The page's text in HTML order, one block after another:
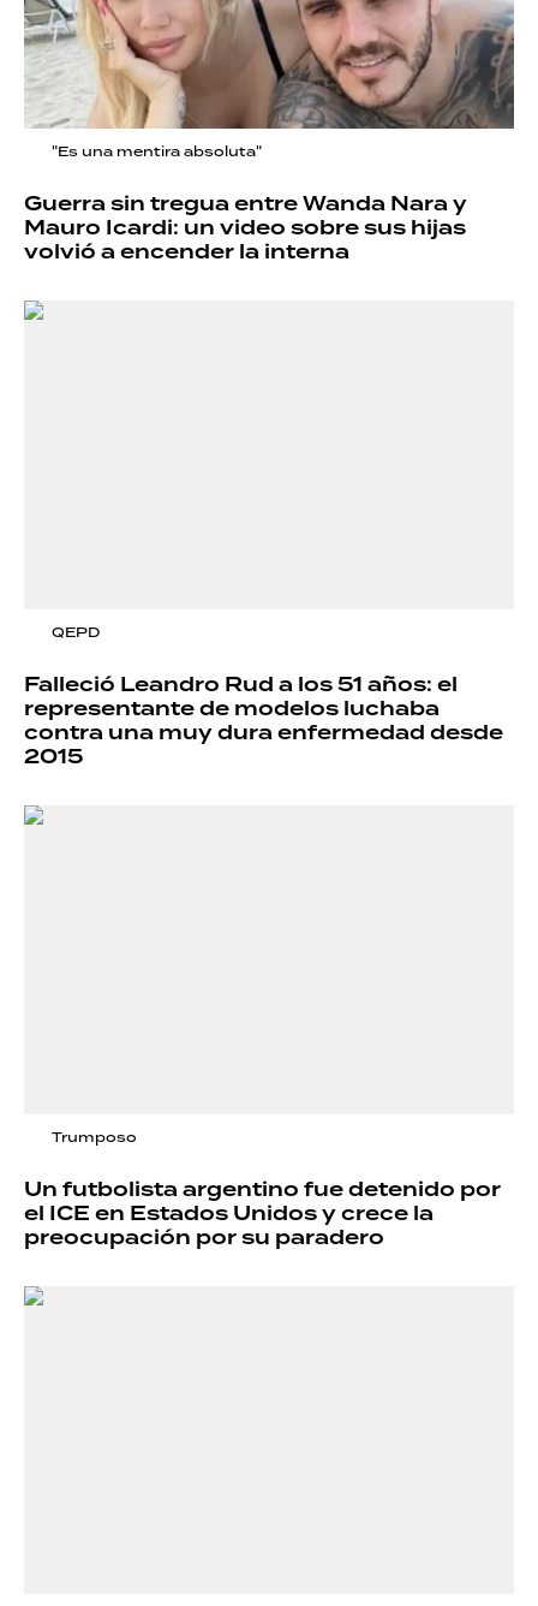
"Es una mentira absoluta"
Guerra sin tregua entre Wanda Nara y
Mauro Icardi: un video sobre sus hijas
volvió a encender la interna
QEPD
Falleció Leandro Rud a los 51 años: el
representante de modelos luchaba
contra una muy dura enfermedad desde
2015
Trumposo
Un futbolista argentino fue detenido por
el ICE en Estados Unidos y crece la
preocupación por su paradero